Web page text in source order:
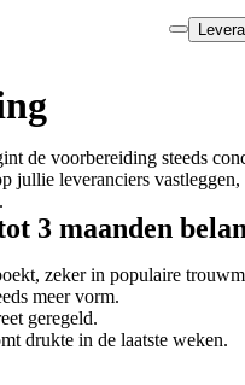
de voorbereiding steeds
jullie leveranciers
3 maanden
zeker in populaire
meer vorm.
geregeld.
drukte in de laatste weken.